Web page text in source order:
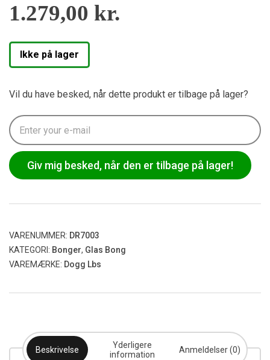
1.279,00 kr.
Ikke på lager
Vil du have besked, når dette produkt er tilbage på lager?
Giv mig besked, når den er tilbage på lager!
VARENUMMER: DR7003
KATEGORI: Bonger, Glas Bong
VAREMÆRKE: Dogg Lbs
Beskrivelse
Yderligere
information
Anmeldelser (0)